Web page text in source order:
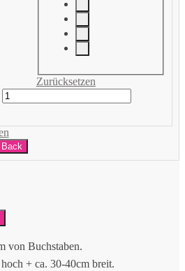
Zurücksetzen
von Buchstaben.
+ ca. 30-40cm breit.